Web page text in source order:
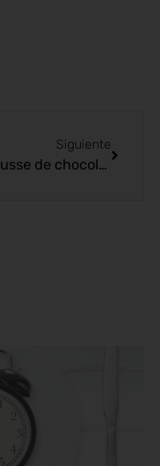
Siguiente
Mousse de chocolate y aguacate